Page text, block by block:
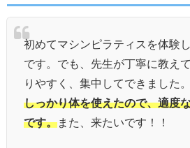
初めてマシンピラティスを体験
です。でも、先生が丁寧に教え
りやすく、集中してできました。
しっかり体を使えたので、適度
です。また、来たいです！！